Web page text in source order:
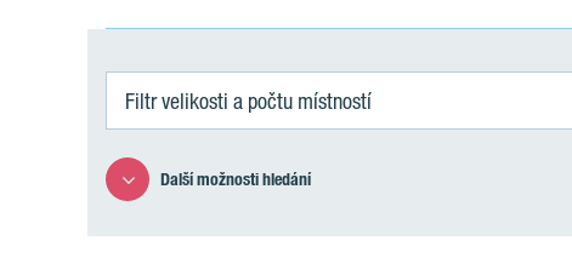
Filtr velikosti a počtu místností
Další možnosti hledání